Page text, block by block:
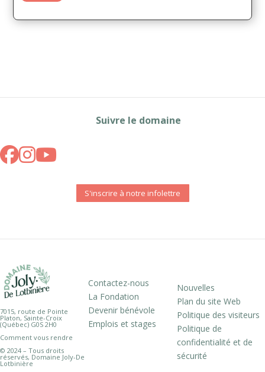
Suivre le domaine
S'inscrire à notre infolettre
7015, route de Pointe
Platon, Sainte-Croix
(Québec) G0S 2H0
Comment vous rendre
© 2024 – Tous droits
réservés, Domaine Joly-De
Lotbinière
Contactez-nous
La Fondation
Devenir bénévole
Emplois et stages
Nouvelles
Plan du site Web
Politique des visiteurs
Politique de
confidentialité et de
sécurité